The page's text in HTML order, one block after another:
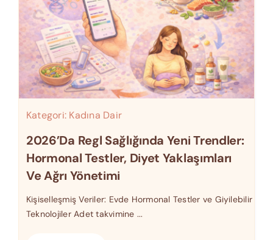
Kategori: Kadına Dair
2026’da Regl Sağlığında Yeni Trendler:
Hormonal Testler, Diyet Yaklaşımları
Ve Ağrı Yönetimi
Kişiselleşmiş Veriler: Evde Hormonal Testler ve Giyilebilir
Teknolojiler Adet takvimine ...